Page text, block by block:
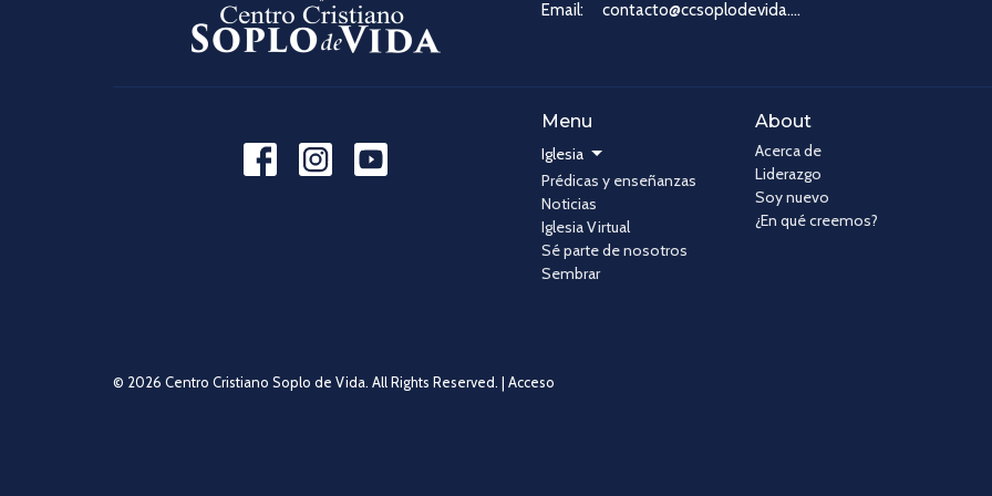
Email: contacto@ccsoplodevida.com
Menu
Iglesia
Prédicas y enseñanzas
Noticias
Iglesia Virtual
Sé parte de nosotros
Sembrar
About
Acerca de
Liderazgo
Soy nuevo
¿En qué creemos?
© 2026 Centro Cristiano Soplo de Vida. All Rights Reserved. | Acceso